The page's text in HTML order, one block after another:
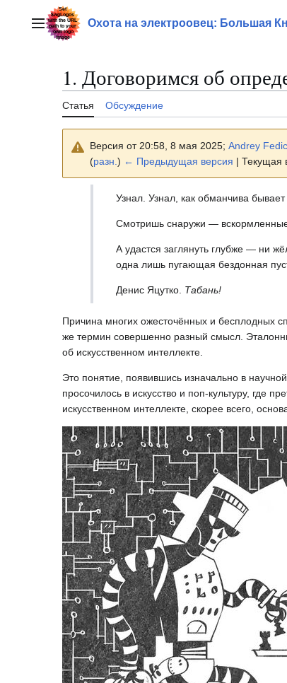
содержаниюГлавное менюОхота на электроовец: Большая
1. Договоримся об
Статья Обсуждение
Версия от 20:58, 8 мая 2025; Andrey
(разн. ) ← Предыдущая версия | Текущая
Узнал. Узнал, как обманчива бывает
Смотришь снаружи —
А удастся заглянуть глубже — ни
одна лишь пугающая бездонная
Денис Яцутко. Табань!
Причина многих ожесточённых и бесплодных
же термин совершенно разный смысл.
об искусственном интеллекте.
Это понятие, появившись изначально в
просочилось в искусство и поп-культуру, где
искусственном интеллекте, скорее всего,